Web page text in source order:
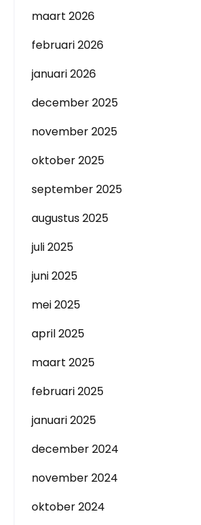
maart 2026
februari 2026
januari 2026
december 2025
november 2025
oktober 2025
september 2025
augustus 2025
juli 2025
juni 2025
mei 2025
april 2025
maart 2025
februari 2025
januari 2025
december 2024
november 2024
oktober 2024